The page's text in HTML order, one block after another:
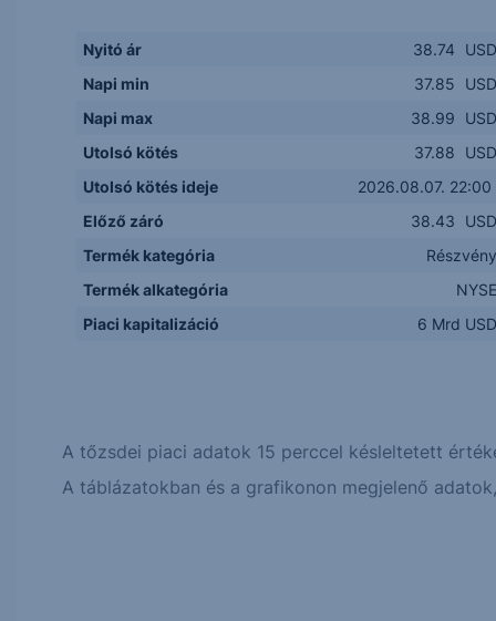
Nyitó ár 38.74
USD
Napi min
37.85
USD
Napi max
38.99
USD
Utolsó kötés
37.88
USD
Utolsó kötés ideje
2026.08.07. 22:00
Előző záró
38.43
USD
Termék kategória
Részvény
Termék alkategória
NYSE
Piaci kapitalizáció
6 Mrd USD
A tőzsdei piaci adatok 15 perccel késleltetett
A táblázatokban és a grafikonon megjelenő